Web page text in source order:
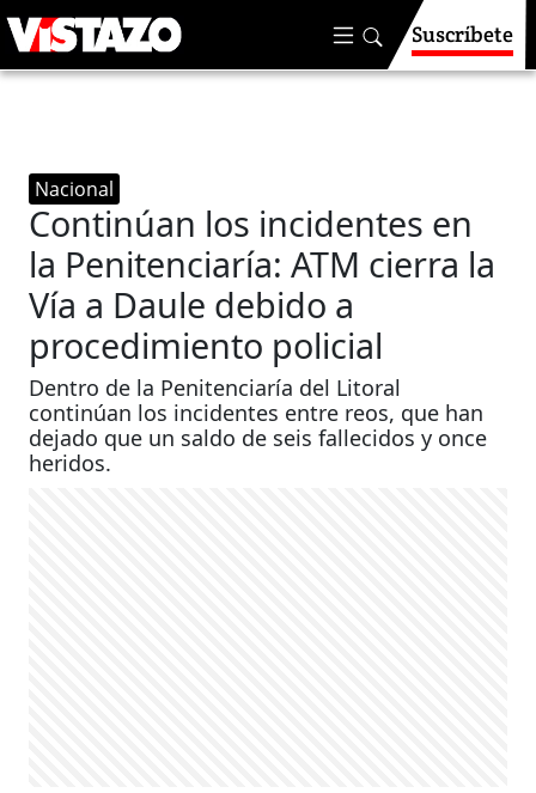
Suscríbete
Nacional
Continúan los incidentes en
la Penitenciaría: ATM cierra la
Vía a Daule debido a
procedimiento policial
Dentro de la Penitenciaría del Litoral
continúan los incidentes entre reos, que han
dejado que un saldo de seis fallecidos y once
heridos.